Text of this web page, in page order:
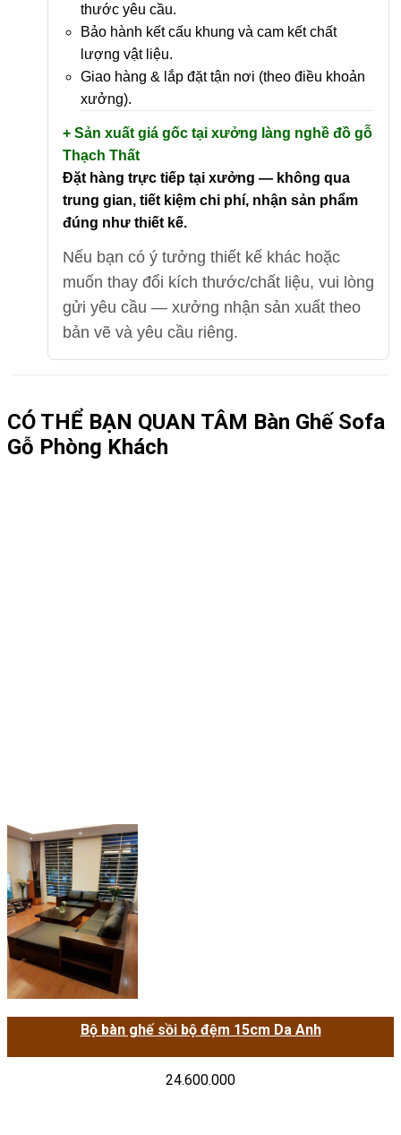
thước yêu cầu.
Bảo hành kết cấu khung và cam kết chất
lượng vật liệu.
Giao hàng & lắp đặt tận nơi (theo điều khoản
xưởng).
+ Sản xuất giá gốc tại xưởng làng nghề đồ gỗ
Thạch Thất
Đặt hàng trực tiếp tại xưởng — không qua
trung gian, tiết kiệm chi phí, nhận sản phẩm
đúng như thiết kế.
Nếu bạn có ý tưởng thiết kế khác hoặc
muốn thay đổi kích thước/chất liệu, vui lòng
gửi yêu cầu — xưởng nhận sản xuất theo
bản vẽ và yêu cầu riêng.
CÓ THỂ BẠN QUAN TÂM Bàn Ghế Sofa
Gỗ Phòng Khách
Bộ bàn ghế sồi bộ đệm 15cm Da Anh
24.600.000